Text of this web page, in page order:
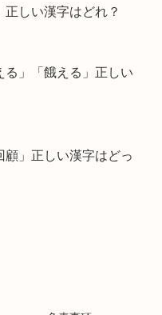
しい漢字はどれ？
」「餓える」正しい
」正しい漢字はどっ